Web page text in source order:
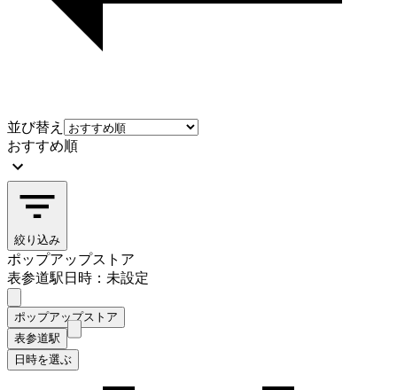
並び替え
おすすめ順
絞り込み
ポップアップストア
表参道駅日時：未設定
ポップアップストア
表参道駅
日時を選ぶ